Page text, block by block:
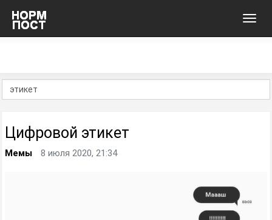
Цифровой этикет
Мемы 8 июля 2020, 21:34